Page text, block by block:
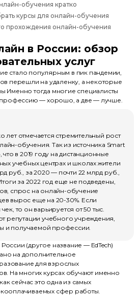
обучения кратко
курсы для онлайн-обучения
прохождения онлайн-обучения
в России: обзор
услуг
стало популярным в пик пандемии,
перешли на удаленку, а некоторые
Именно тогда многие специалисты
профессию — хорошо, а две — лучше.
лет отмечается стремительный рост
обучения. Так из источника Smart
что в 2019 году на дистанционные
учебных центрах и школах жители
руб., за 2020 — почти 22 млрд руб.,
за 2022 год еще не подведены,
спрос на онлайн-обучение
вырос еще на 20-30%. Если
то он варьируется от 50 тыс.
репутации учебного учреждения,
и получаемой профессии.
(другое название — EdTech)
на дополнительное
для взрослых
На многих курсах обучают именно
сейчас это одна из самых
сфер работы.